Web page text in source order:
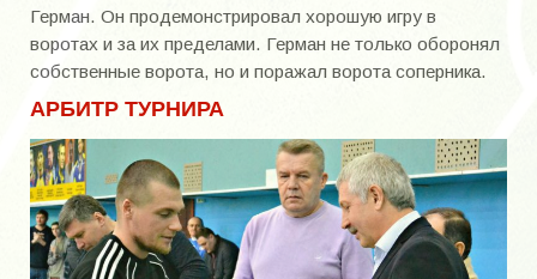
Герман. Он продемонстрировал хорошую игру в
воротах и за их пределами. Герман не только оборонял
собственные ворота, но и поражал ворота соперника.
АРБИТР ТУРНИРА